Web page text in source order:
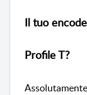
Il tuo
Profile T?